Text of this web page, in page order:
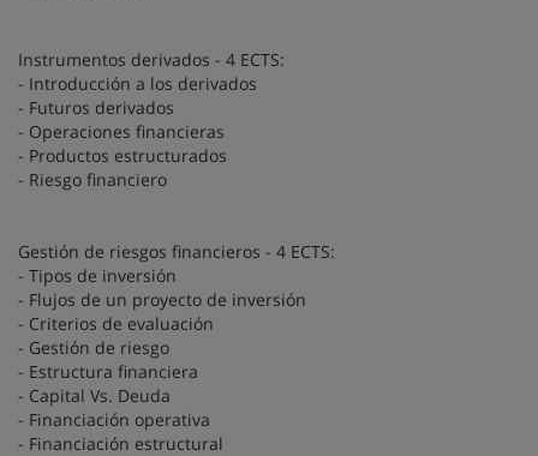
Instrumentos derivados - 4 ECTS:
- Introducción a los derivados
- Futuros derivados
- Operaciones financieras
- Productos estructurados
- Riesgo financiero
Gestión de riesgos financieros - 4 ECTS:
- Tipos de inversión
- Flujos de un proyecto de inversión
- Criterios de evaluación
- Gestión de riesgo
- Estructura financiera
- Capital Vs. Deuda
- Financiación operativa
- Financiación estructural